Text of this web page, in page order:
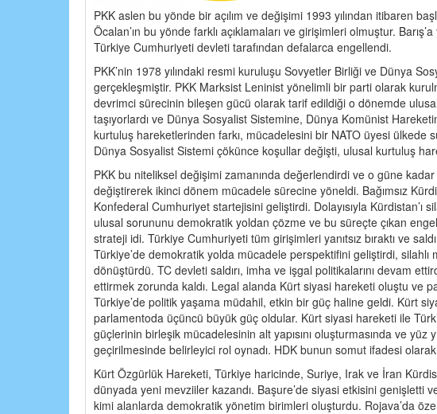
PKK aslen bu yönde bir açılım ve değişimi 1993 yılından itibaren
Öcalan’ın bu yönde farklı açıklamaları ve girişimleri olmuştur.
Türkiye Cumhuriyeti devleti tarafından defalarca engellendi.
PKK’nin 1978 yılındaki resmi kuruluşu Sovyetler Birliği ve Dünya
gerçekleşmiştir. PKK Marksist Leninist yönelimli bir parti olarak
devrimci sürecinin bileşen gücü olarak tarif edildiği o dönemde
taşıyorlardı ve Dünya Sosyalist Sistemine, Dünya Komünist
kurtuluş hareketlerinden farkı, mücadelesini bir NATO üyesi ülkede
Dünya Sosyalist Sistemi çökünce koşullar değişti, ulusal kurtuluş
PKK bu niteliksel değişimi zamanında değerlendirdi ve o güne
değiştirerek ikinci dönem mücadele sürecine yöneldi. Bağımsız
Konfederal Cumhuriyet startejisini geliştirdi. Dolayısıyla Kürdistan’ı
ulusal sorununu demokratik yoldan çözme ve bu süreçte çıkan
strateji idi. Türkiye Cumhuriyeti tüm girişimleri yanıtsız bıraktı ve
Türkiye’de demokratik yolda mücadele perspektifini geliştirdi,
dönüştürdü. TC devleti saldırı, imha ve işgal politikalarını devam
ettirmek zorunda kaldı. Legal alanda Kürt siyasi hareketi oluştu ve
Türkiye’de politik yaşama müdahil, etkin bir güç haline geldi. Kürt
parlamentoda üçüncü büyük güç oldular. Kürt siyasi hareketi ile
güçlerinin birleşik mücadelesinin alt yapısını oluşturmasında ve yüz
geçirilmesinde belirleyici rol oynadı. HDK bunun somut ifadesi
Kürt Özgürlük Hareketi, Türkiye haricinde, Suriye, Irak ve İran
dünyada yeni mevziiler kazandı. Başure’de siyasi etkisini genişletti
kimi alanlarda demokratik yönetim birimleri oluşturdu. Rojava’da